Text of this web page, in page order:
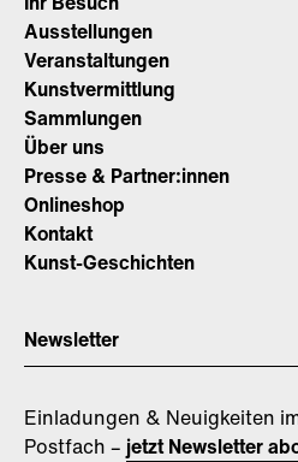
Ausstellungen
Veranstaltungen
Kunstvermittlung
Sammlungen
Über uns
Presse & Partner:innen
Onlineshop
Kontakt
Kunst-Geschichten
Newsletter
Einladungen & Neuigkeiten
Postfach – jetzt Newsletter